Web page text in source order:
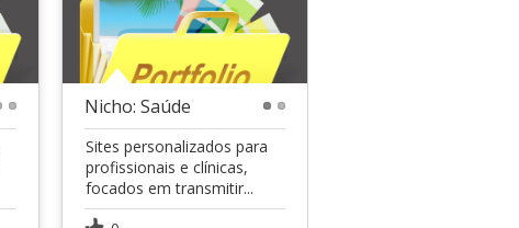
Nicho: Saúde
Sites personalizados para
profissionais e clínicas,
focados em transmitir...